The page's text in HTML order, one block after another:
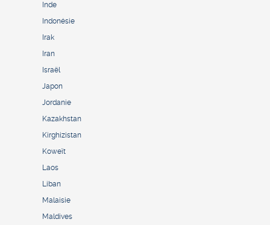
Inde
Indonésie
Irak
Iran
Israël
Japon
Jordanie
Kazakhstan
Kirghizistan
Koweït
Laos
Liban
Malaisie
Maldives